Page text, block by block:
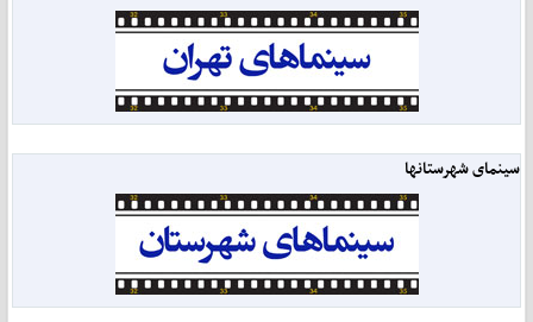
سینمای شهرستانها